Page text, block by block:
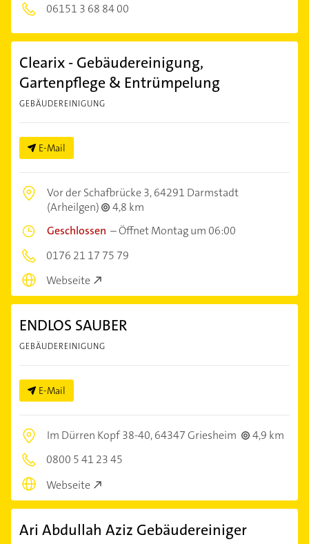
06151 3 68 84 00
Clearix - Gebäudereinigung,
Gartenpflege & Entrümpelung
GEBÄUDEREINIGUNG
E-Mail
Vor der Schafbrücke 3,64291 Darmstadt
(Arheilgen)
4,8 km
Geschlossen –Öffnet Montag um 06:00
0176 21 17 75 79
Webseite
ENDLOS SAUBER
GEBÄUDEREINIGUNG
E-Mail
Im Dürren Kopf 38-40,64347 Griesheim
4,9 km
0800 5 41 23 45
Webseite
Ari Abdullah Aziz Gebäudereiniger